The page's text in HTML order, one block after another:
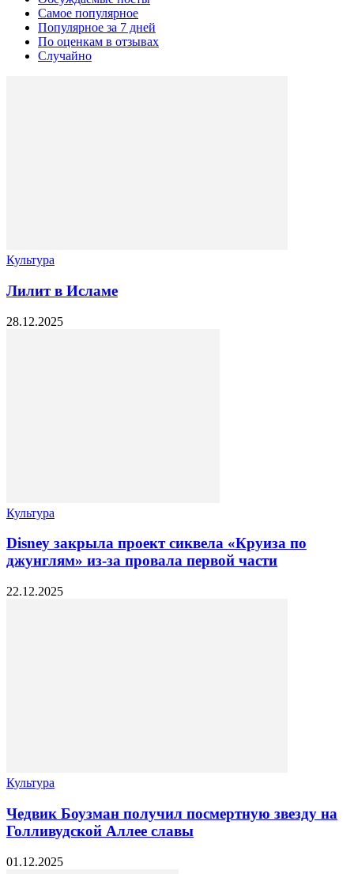
Самое популярное
Популярное за 7 дней
По оценкам в отзывах
Случайно
Культура
Лилит в Исламе
28.12.2025
Культура
Disney закрыла проект сиквела «Круиза по
джунглям» из-за провала первой части
22.12.2025
Культура
Чедвик Боузман получил посмертную звезду на
Голливудской Аллее славы
01.12.2025